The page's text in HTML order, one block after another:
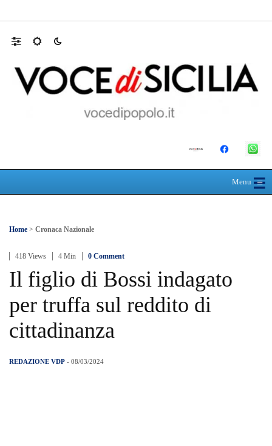
Menu≡
☰
Home > Cronaca Nazionale
418 Views 4 Min 0 Comment
Il figlio di Bossi indagato
per truffa sul reddito di
cittadinanza
REDAZIONE VDP - 08/03/2024